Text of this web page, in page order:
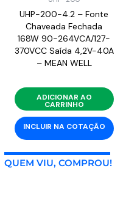
UHP-200-4.2 – Fonte
Chaveada Fechada
168W 90-264VCA/127-
370VCC Saída 4,2V-40A
– MEAN WELL
ADICIONAR AO
CARRINHO
INCLUIR NA COTAÇÃO
QUEM VIU, COMPROU!